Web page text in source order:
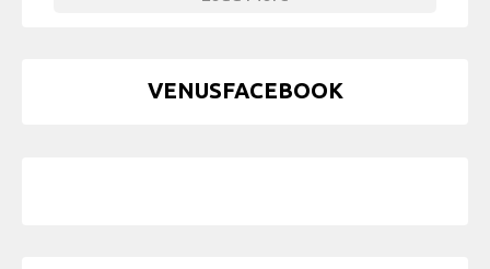
VENUSFACEBOOK